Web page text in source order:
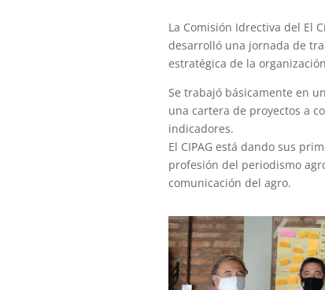
La Comisión Idrectiva del El
desarrolló una jornada de
estratégica de la
Se trabajó básicamente en
una cartera de proyectos a
indicadores.
El CIPAG está dando sus
profesión del periodismo
comunicación del agro.